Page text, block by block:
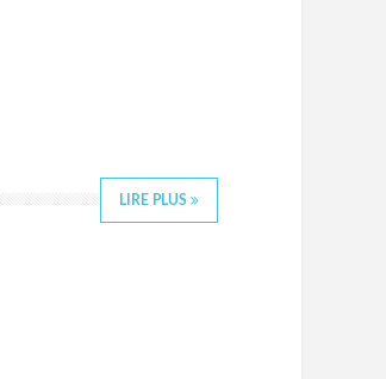
LIRE PLUS